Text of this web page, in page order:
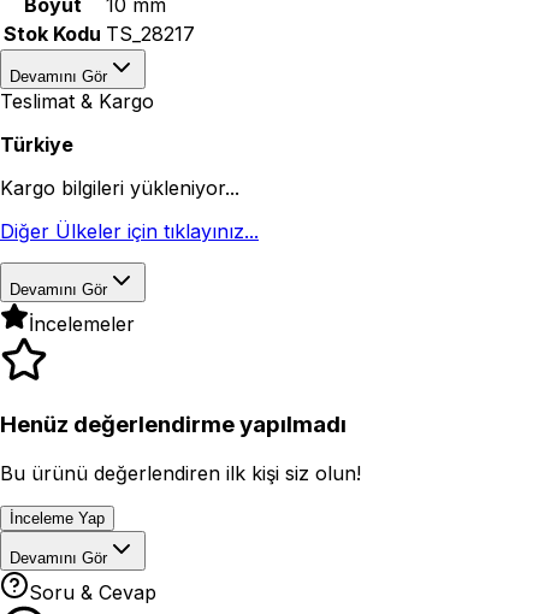
Stok Kodu TS_28217
Devamını Gör
Teslimat & Kargo
Türkiye
Kargo bilgileri yükleniyor...
Diğer Ülkeler için tıklayınız...
Devamını Gör
İncelemeler
Henüz değerlendirme yapılmadı
Bu ürünü değerlendiren ilk kişi siz olun!
İnceleme Yap
Devamını Gör
Soru & Cevap